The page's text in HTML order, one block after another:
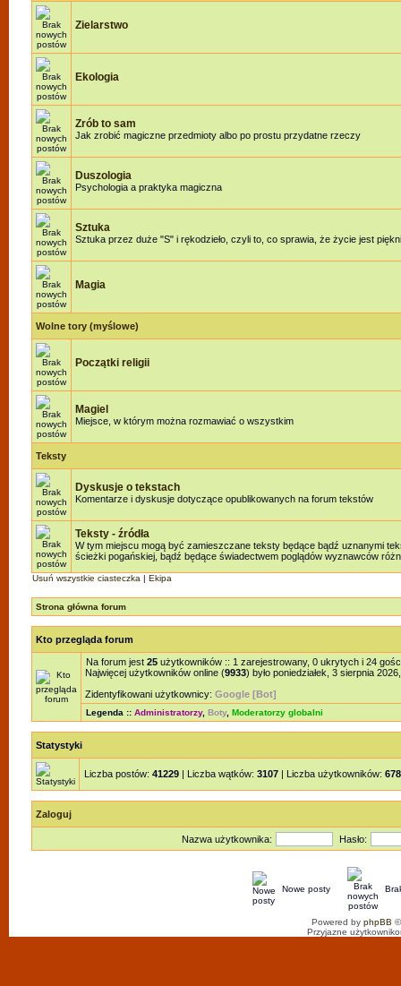
Zielarstwo
Ekologia
Zrób to sam
Jak zrobić magiczne przedmioty albo po prostu przydatne rzeczy
Duszologia
Psychologia a praktyka magiczna
Sztuka
Sztuka przez duże "S" i rękodzieło, czyli to, co sprawia, że życie jest
Magia
Wolne tory (myślowe)
Początki religii
Magiel
Miejsce, w którym można rozmawiać o wszystkim
Teksty
Dyskusje o tekstach
Komentarze i dyskusje dotyczące opublikowanych na forum tekstów
Teksty - źródła
W tym miejscu mogą być zamieszczane teksty będące bądź uznanymi
ścieżki pogańskiej, bądź będące świadectwem poglądów wyznawców
Usuń wszystkie ciasteczka | Ekipa
Strona główna forum
Kto przegląda forum
Na forum jest 25 użytkowników :: 1 zarejestrowany, 0 ukrytych i 24
Najwięcej użytkowników online (9933) było poniedziałek, 3 sierpnia
Zidentyfikowani użytkownicy: Google [Bot]
Legenda :: Administratorzy, Boty, Moderatorzy globalni
Statystyki
Liczba postów: 41229 | Liczba wątków: 3107 | Liczba użytkowników: 678
Zaloguj
Nazwa użytkownika: Hasło:
Nowe posty
Powered by phpBB
Przyjazne